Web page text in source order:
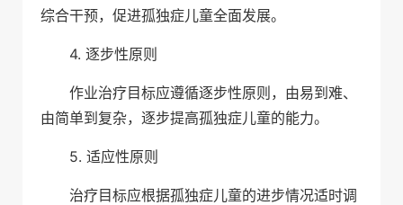
综合干预，促进孤独症儿童全面发展。
4. 逐步性原则
作业治疗目标应遵循逐步性原则，由易到难、
由简单到复杂，逐步提高孤独症儿童的能力。
5. 适应性原则
治疗目标应根据孤独症儿童的进步情况适时调